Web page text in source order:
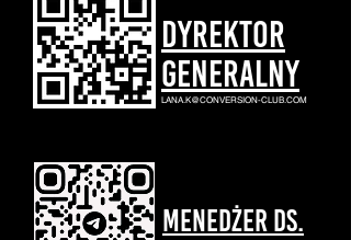
Dyrektor
generalny
LANA.K@CONVERSION-CLUB.COM
Menedżer ds.